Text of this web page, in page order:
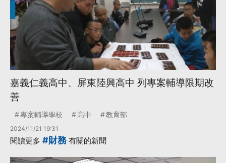
嘉義仁義高中、屏東陸興高中 列專案輔導限期改
善
專案輔導學校 高中 教育部
2024/11/21 19:31
閱讀更多 #財務有關的新聞